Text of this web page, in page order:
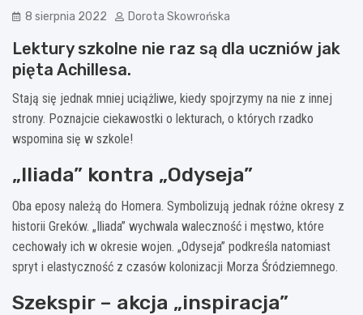
8 sierpnia 2022 Dorota Skowrońska
Lektury szkolne nie raz są dla uczniów jak
pięta Achillesa.
Stają się jednak mniej uciążliwe, kiedy spojrzymy na nie z innej
strony. Poznajcie ciekawostki o lekturach, o których rzadko
wspomina się w szkole!
„Iliada” kontra „Odyseja”
Oba eposy należą do Homera. Symbolizują jednak różne okresy z
historii Greków. „Iliada” wychwala waleczność i męstwo, które
cechowały ich w okresie wojen. „Odyseja” podkreśla natomiast
spryt i elastyczność z czasów kolonizacji Morza Śródziemnego.
Szekspir – akcja „inspiracja”